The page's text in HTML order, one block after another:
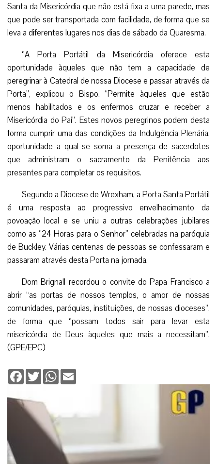
Santa da Misericórdia que não está fixa a uma parede, mas
que pode ser transportada com facilidade, de forma que se
leva a diferentes lugares nos dias de sábado da Quaresma.
“A Porta Portátil da Misericórdia oferece esta
oportunidade àqueles que não tem a capacidade de
peregrinar à Catedral de nossa Diocese e passar através da
Porta”, explicou o Bispo. “Permite àqueles que estão
menos habilitados e os enfermos cruzar e receber a
Misericórdia do Pai”. Estes novos peregrinos podem desta
forma cumprir uma das condições da Indulgência Plenária,
oportunidade a qual se soma a presença de sacerdotes
que administram o sacramento da Penitência aos
presentes para completar os requisitos.
Segundo a Diocese de Wrexham, a Porta Santa Portátil
é uma resposta ao progressivo envelhecimento da
povoação local e se uniu a outras celebrações jubilares
como as “24 Horas para o Senhor” celebradas na paróquia
de Buckley. Várias centenas de pessoas se confessaram e
passaram através desta Porta na jornada.
Dom Brignall recordou o convite do Papa Francisco a
abrir “as portas de nossos templos, o amor de nossas
comunidades, paróquias, instituições, de nossas dioceses”,
de forma que “possam todos sair para levar esta
misericórdia de Deus àqueles que mais a necessitam”.
(GPE/EPC)
Facebook
TwitterWhatsApp